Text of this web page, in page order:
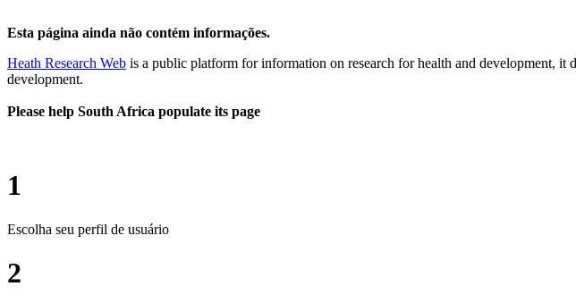
Esta página ainda não contém informações.
Heath Research Web is a public platform for information on research for health and development,
development.
Please help South Africa populate its page
1
Escolha seu perfil de usuário
2